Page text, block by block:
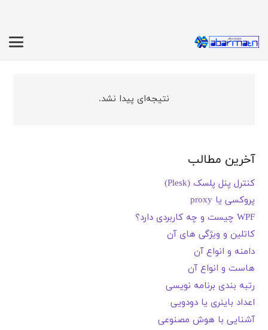
نتیجه‌ای پیدا نشد.
آخرین مطالب
کنترل پنل پلسک (Plesk)
پروکسی یا proxy
WPF چیست و چه کاربردی دارد؟
کاتلین و ویژگی های آن
دامنه و انواع آن
هاست و انواع آن
رتبه بندی برنامه نویسی
اعداد باینری یا دودویی
آشنایی با هوش مصنوعی